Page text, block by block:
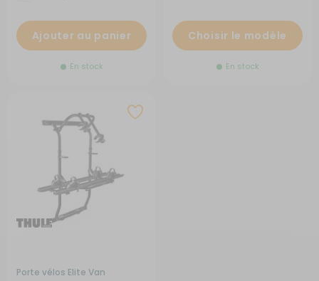
Ajouter au panier
En stock
Choisir le modèle
En stock
Porte vélos Elite Van